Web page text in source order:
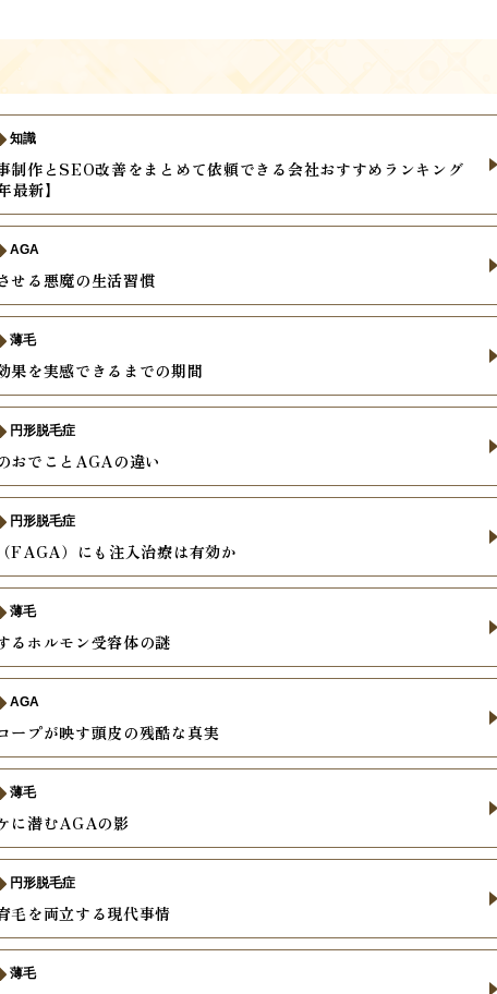
制作とSEO改善をまとめて依頼できる会社おすすめランキング
新】
知識
せる悪魔の生活習慣
AGA
果を実感できるまでの期間
薄毛
おでことAGAの違い
円形脱毛症
FAGA）にも注入治療は有効か
円形脱毛症
るホルモン受容体の謎
薄毛
ープが映す頭皮の残酷な真実
AGA
に潜むAGAの影
薄毛
毛を両立する現代事情
円形脱毛症
薄毛